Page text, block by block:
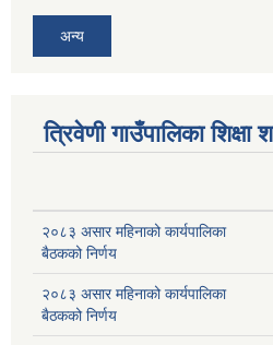
अन्य
त्रिवेणी गाउँपालिका शिक्षा
२०८३ असार महिनाको कार्यपालिका
बैठकको निर्णय
२०८३ असार महिनाको कार्यपालिका
बैठकको निर्णय